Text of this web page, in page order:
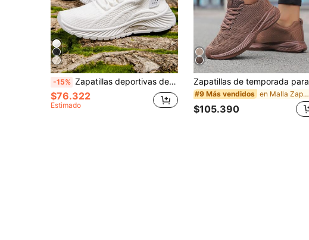
-15% Zapatillas deportivas de punto para mujer, zapatos livianos para gimnasio, running y tenis, tenis de corte bajo transpirable, combina bien con pantalones de chándal de
$76.322
Estimado
#9 Más vendidos en Malla Zapatillas De Mujer
$105.390